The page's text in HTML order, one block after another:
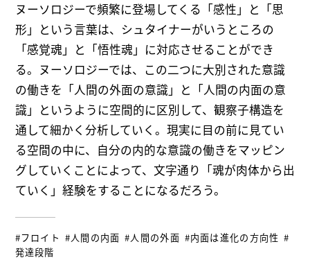
ヌーソロジーで頻繁に登場してくる「感性」と「思
形」という言葉は、シュタイナーがいうところの
「感覚魂」と「悟性魂」に対応させることができ
る。ヌーソロジーでは、この二つに大別された意識
の働きを「人間の外面の意識」と「人間の内面の意
識」というように空間的に区別して、観察子構造を
通して細かく分析していく。現実に目の前に見てい
る空間の中に、自分の内的な意識の働きをマッピン
グしていくことによって、文字通り「魂が肉体から出
ていく」経験をすることになるだろう。
#フロイト #人間の内面 #人間の外面 #内面は進化の方向性 #
発達段階